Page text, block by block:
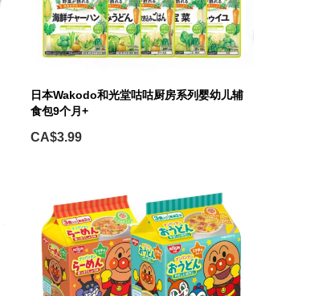
日本Wakodo和光堂咕咕厨房系列婴幼儿辅
食包9个月+
CA$3.99